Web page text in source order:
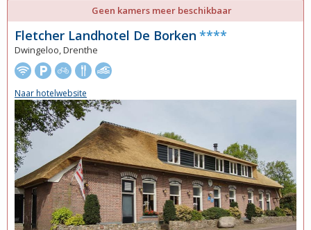
Geen kamers meer beschikbaar
Fletcher Landhotel De Borken ****
Dwingeloo, Drenthe
Naar hotelwebsite